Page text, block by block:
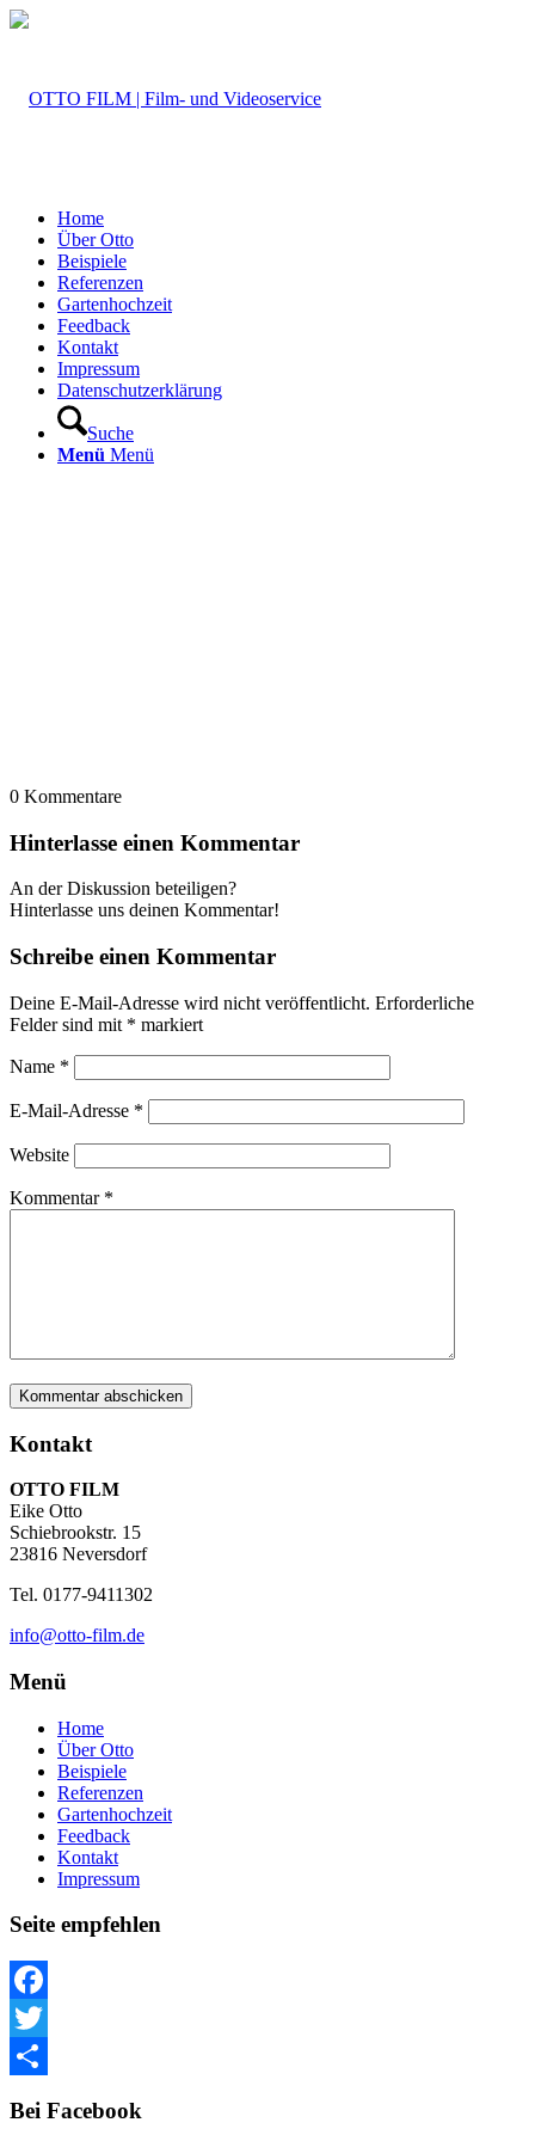
Home
Über Otto
Beispiele
Referenzen
Gartenhochzeit
Feedback
Kontakt
Impressum
Datenschutzerklärung
Suche
Menü Menü
0 Kommentare
Hinterlasse einen Kommentar
An der Diskussion beteiligen?
Hinterlasse uns deinen Kommentar!
Schreibe einen Kommentar
Deine E-Mail-Adresse wird nicht veröffentlicht. Erforderliche
Felder sind mit * markiert
Name *
E-Mail-Adresse *
Website
Kommentar *
Kontakt
OTTO FILM
Eike Otto
Schiebrookstr. 15
23816 Neversdorf
Tel. 0177-9411302
info@otto-film.de
Menü
Home
Über Otto
Beispiele
Referenzen
Gartenhochzeit
Feedback
Kontakt
Impressum
Seite empfehlen
Facebook
Twitter
Bei Facebook